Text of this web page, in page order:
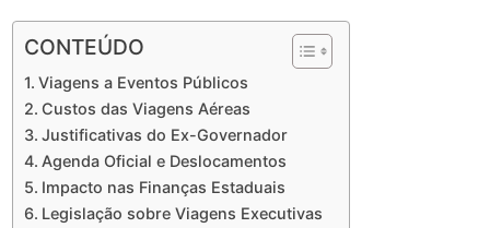
CONTEÚDO
Viagens a Eventos Públicos
Custos das Viagens Aéreas
Justificativas do Ex-Governador
Agenda Oficial e Deslocamentos
Impacto nas Finanças Estaduais
Legislação sobre Viagens Executivas